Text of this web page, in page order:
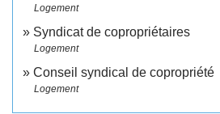
Logement
Syndicat de copropriétaires
Logement
Conseil syndical de copropriété
Logement